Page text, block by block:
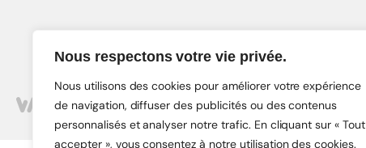
Nous respectons votre vie privée.
Nous utilisons des cookies pour améliorer votre expérience
de navigation, diffuser des publicités ou des contenus
personnalisés et analyser notre trafic. En cliquant sur « Tout
accepter », vous consentez à notre utilisation des cookies.
©2026 Credo.